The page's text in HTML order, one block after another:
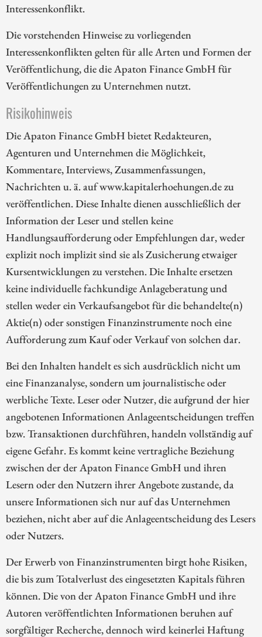
Interessenkonflikt.
Die vorstehenden Hinweise zu vorliegenden
Interessenkonflikten gelten für alle Arten und Formen der
Veröffentlichung, die die Apaton Finance GmbH für
Veröffentlichungen zu Unternehmen nutzt.
Risikohinweis
Die Apaton Finance GmbH bietet Redakteuren,
Agenturen und Unternehmen die Möglichkeit,
Kommentare, Interviews, Zusammenfassungen,
Nachrichten u. ä. auf www.kapitalerhoehungen.de zu
veröffentlichen. Diese Inhalte dienen ausschließlich der
Information der Leser und stellen keine
Handlungsaufforderung oder Empfehlungen dar, weder
explizit noch implizit sind sie als Zusicherung etwaiger
Kursentwicklungen zu verstehen. Die Inhalte ersetzen
keine individuelle fachkundige Anlageberatung und
stellen weder ein Verkaufsangebot für die behandelte(n)
Aktie(n) oder sonstigen Finanzinstrumente noch eine
Aufforderung zum Kauf oder Verkauf von solchen dar.
Bei den Inhalten handelt es sich ausdrücklich nicht um
eine Finanzanalyse, sondern um journalistische oder
werbliche Texte. Leser oder Nutzer, die aufgrund der hier
angebotenen Informationen Anlageentscheidungen treffen
bzw. Transaktionen durchführen, handeln vollständig auf
eigene Gefahr. Es kommt keine vertragliche Beziehung
zwischen der der Apaton Finance GmbH und ihren
Lesern oder den Nutzern ihrer Angebote zustande, da
unsere Informationen sich nur auf das Unternehmen
beziehen, nicht aber auf die Anlageentscheidung des Lesers
oder Nutzers.
Der Erwerb von Finanzinstrumenten birgt hohe Risiken,
die bis zum Totalverlust des eingesetzten Kapitals führen
können. Die von der Apaton Finance GmbH und ihre
Autoren veröffentlichten Informationen beruhen auf
sorgfältiger Recherche, dennoch wird keinerlei Haftung